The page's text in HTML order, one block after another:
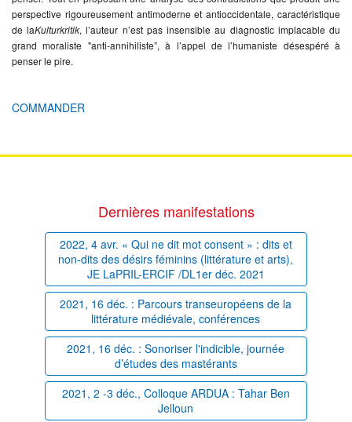
perspective rigoureusement antimoderne et antioccidentale, caractéristique
de laKulturkritik, l’auteur n’est pas insensible au diagnostic implacable du
grand moraliste "anti-annihiliste”, à l’appel de l’humaniste désespéré à
penser le pire.
COMMANDER
Dernières manifestations
2022, 4 avr. « Qui ne dit mot consent » : dits et
non-dits des désirs féminins (littérature et arts),
JE LaPRIL-ERCIF /DL1er déc. 2021
2021, 16 déc. : Parcours transeuropéens de la
littérature médiévale, conférences
2021, 16 déc. : Sonoriser l'indicible, journée
d’études des mastérants
2021, 2 -3 déc., Colloque ARDUA : Tahar Ben
Jelloun